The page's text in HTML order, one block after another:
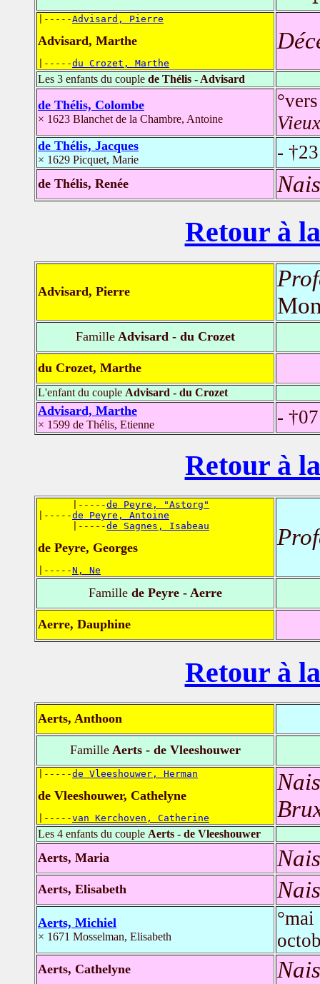
|-----Advisard, Pierre
Advisard, Marthe
|-----du Crozet, Marthe
Les 3 enfants du couple de Thélis - Advisard
de Thélis, Colombe
× 1623 Blanchet de la Chambre, Antoine
de Thélis, Jacques
× 1629 Picquet, Marie -
de Thélis, Renée
Retour à
Advisard, Pierre
Famille Advisard - du Crozet
du Crozet, Marthe
L'enfant du couple Advisard - du Crozet
Advisard, Marthe
× 1599 de Thélis, Etienne -
Retour à
      |-----
de Peyre, "Astorg"
|-----de Peyre, Antoine
      |-----
de Sagnes, Isabeau
de Peyre, Georges
|-----N, Ne
Famille de Peyre - Aerre
Aerre, Dauphine
Retour à
Aerts, Anthoon
Famille Aerts - de Vleeshouwer
|-----de Vleeshouwer, Herman
de Vleeshouwer, Cathelyne
|-----van Kerchoven, Catherine
Les 4 enfants du couple Aerts - de Vleeshouwer
Aerts, Maria
Aerts, Elisabeth
Aerts, Michiel
× 1671 Mosselman, Elisabeth
Aerts, Cathelyne